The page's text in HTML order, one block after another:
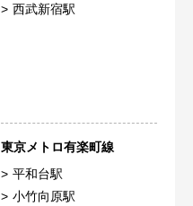
西武新宿駅
東京メトロ有楽町線
平和台駅
小竹向原駅